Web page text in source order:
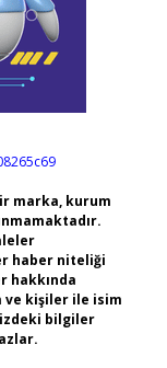
marka, kurum
haber niteliği
hakkında
ve kişiler ile isim
bilgiler